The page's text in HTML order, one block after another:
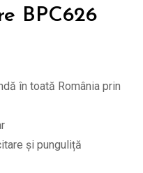
BPC626
în toată România prin
și punguliță